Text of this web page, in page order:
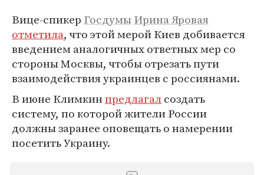
Вице-спикер ГосдумыИрина Яровая
отметила, что этой мерой Киев добивается
введением аналогичных ответных мер со
стороны Москвы, чтобы отрезать пути
взаимодействия украинцев с россиянами.
В июне Климкинпредлагалсоздать
систему, по которой жители России
должны заранее оповещать о намерении
посетить Украину.